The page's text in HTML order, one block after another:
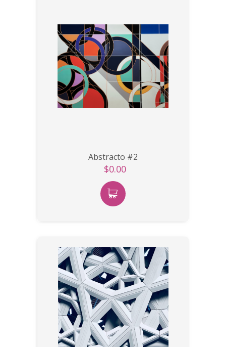
Abstracto #2
$0.00